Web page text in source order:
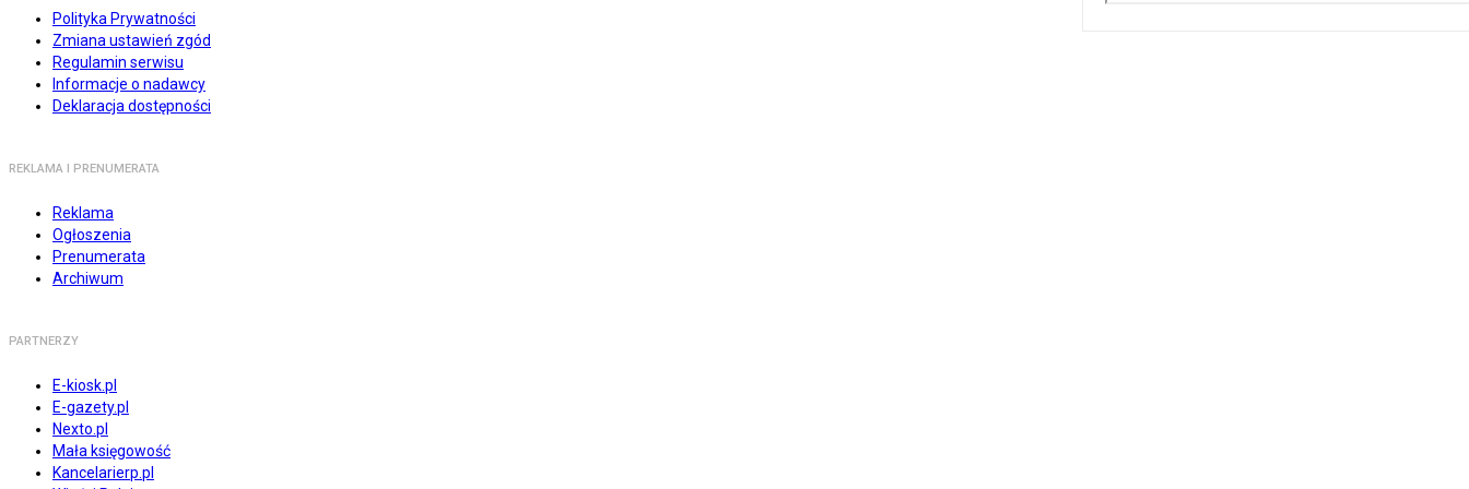
Polityka Prywatności
Zmiana ustawień zgód
Regulamin serwisu
Informacje o nadawcy
Deklaracja dostępności
REKLAMA I PRENUMERATA
Reklama
Ogłoszenia
Prenumerata
Archiwum
PARTNERZY
E-kiosk.pl
E-gazety.pl
Nexto.pl
Mała księgowość
Kancelarierp.pl